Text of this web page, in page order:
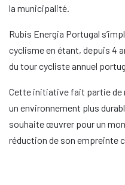
la municipalité.
Rubis Energia Portugal
cyclisme en étant, depuis 4
du tour cycliste annuel
Cette initiative fait partie de
un environnement plus
souhaite œuvrer pour un
réduction de son empreinte